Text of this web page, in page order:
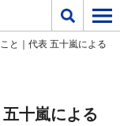
と｜代表 五十嵐による
十嵐による